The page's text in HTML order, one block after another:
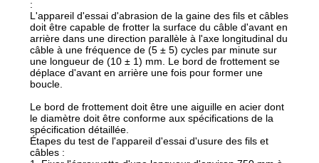
CONFIDENTIALITÉ
:
L'appareil d'essai d'abrasion de la gaine des fils et câbles
doit être capable de frotter la surface du câble d'avant en
arrière dans une direction parallèle à l'axe longitudinal du
câble à une fréquence de (5 ± 5) cycles par minute sur
une longueur de (10 ± 1) mm. Le bord de frottement se
déplace d'avant en arrière une fois pour former une
boucle.
Le bord de frottement doit être une aiguille en acier dont
le diamètre doit être conforme aux spécifications de la
spécification détaillée.
Étapes du test de l'appareil d'essai d'usure des fils et
câbles :